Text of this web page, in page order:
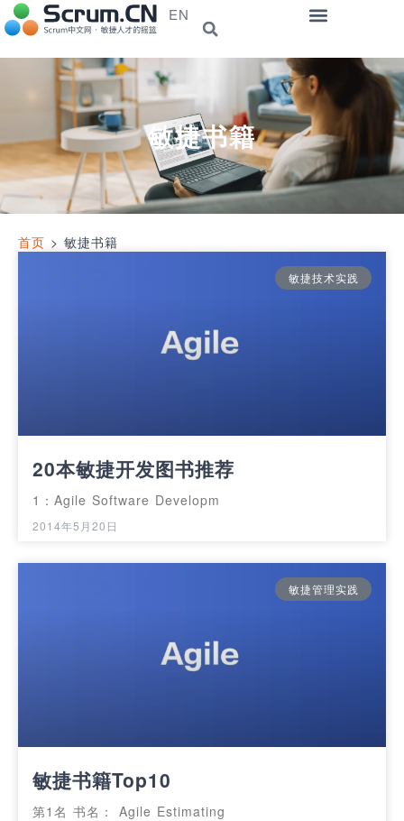
EN
敏捷书籍
首页 > 敏捷书籍
敏捷技术实践
20本敏捷开发图书推荐
1：Agile Software Developm
2014年5月20日
敏捷管理实践
敏捷书籍Top10
第1名 书名： Agile Estimating